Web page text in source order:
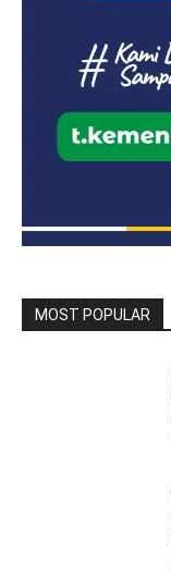
MOST POPULAR